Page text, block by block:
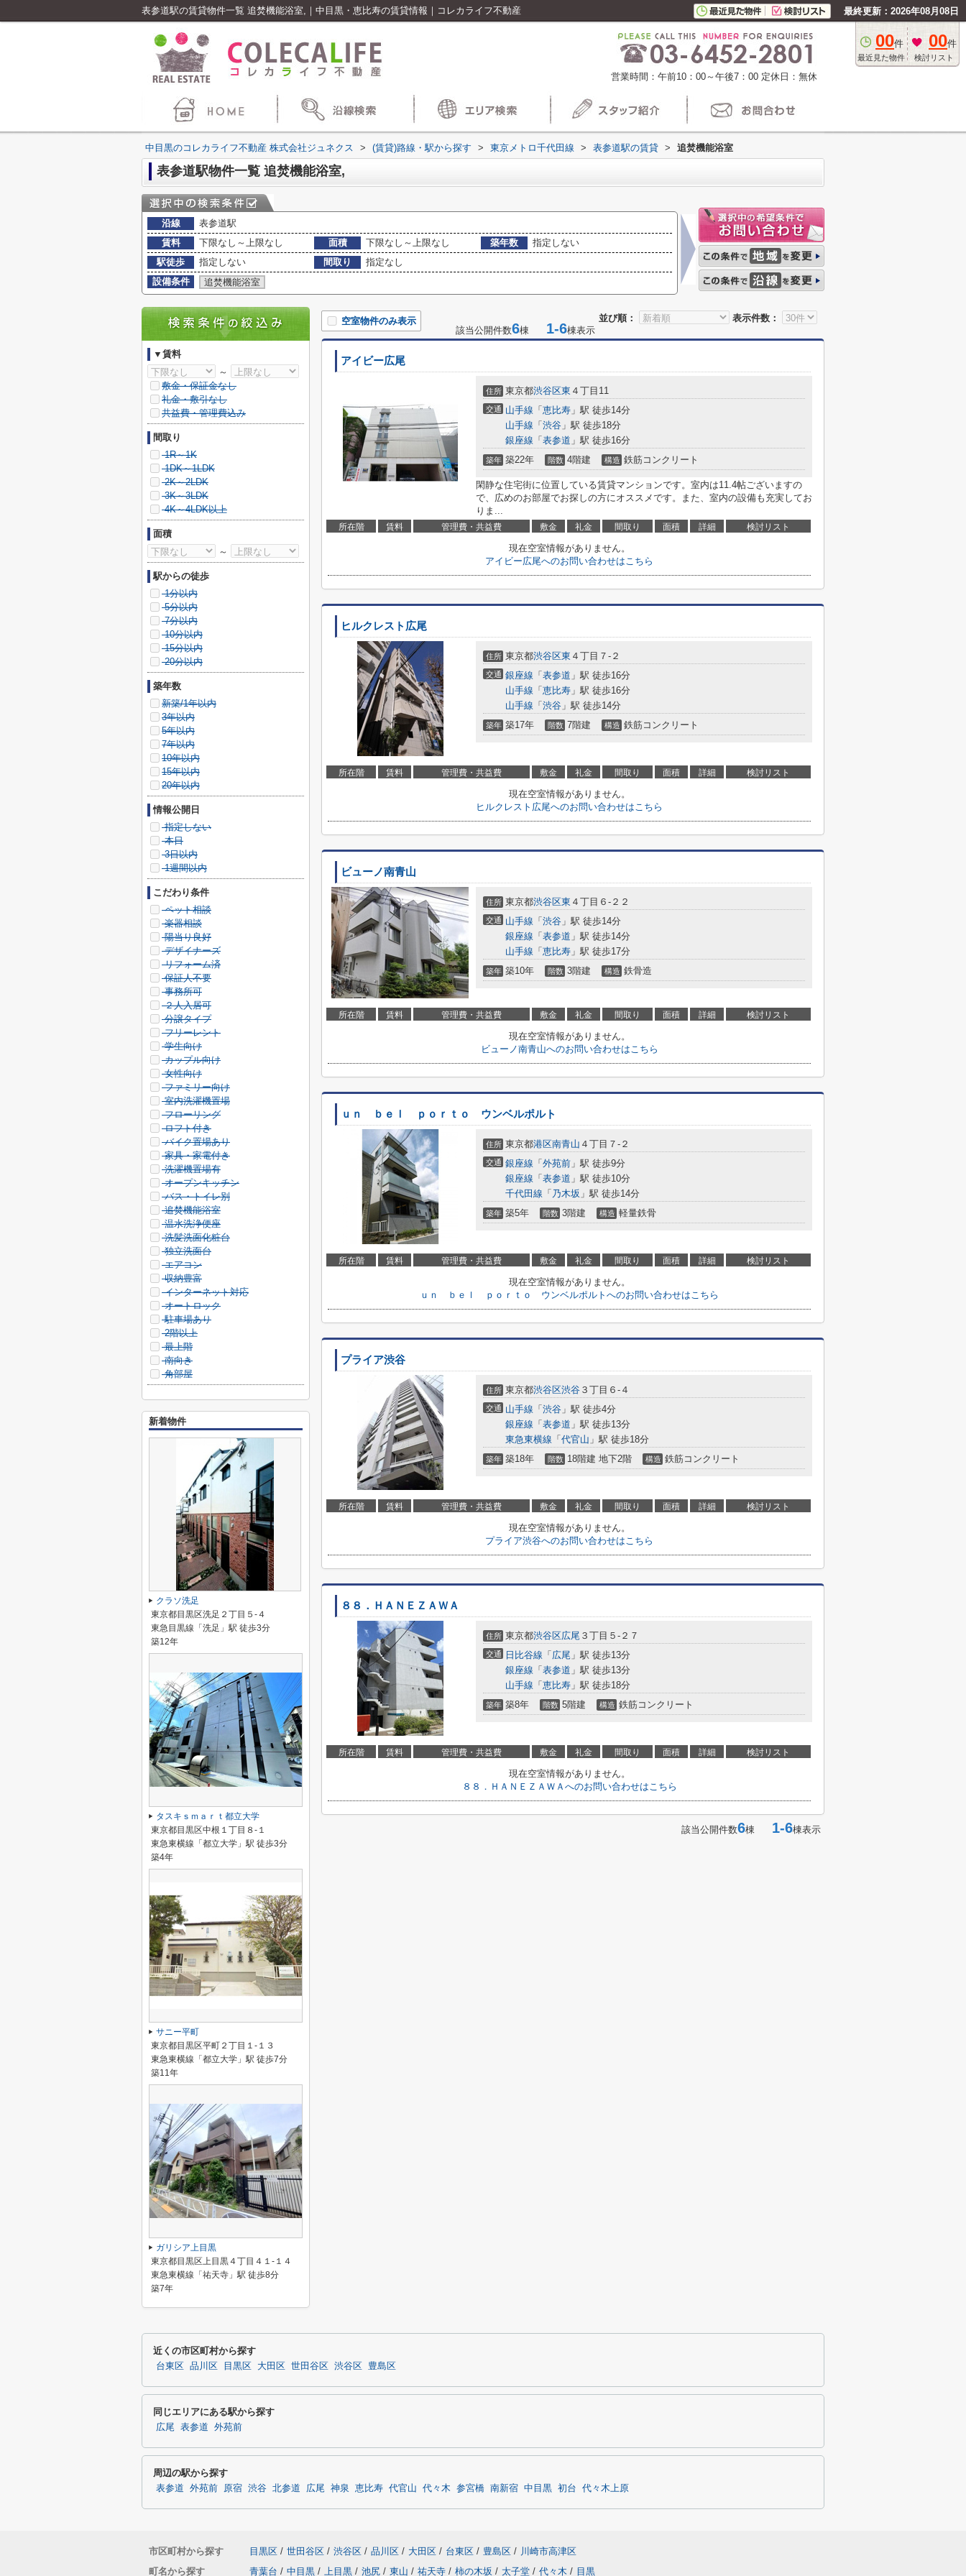
表参道駅の賃貸物件一覧 追焚機能浴室,｜中目黒・恵比寿の賃貸情報｜コレカライフ不動産 最終更新：2026年08月08日
00件
最近見た物件
00件
検討リスト
営業時間：午前10：00～午後7：00 定休日：無休
中目黒のコレカライフ不動産 株式会社ジュネクス > (賃貸)路線・駅から探す > 東京メトロ千代田線 > 表参道駅の賃貸 > 追焚機能浴室
表参道駅物件一覧 追焚機能浴室,
沿線
表参道駅
賃料
下限なし～上限なし 面積 下限なし～上限なし 築年数
指定しない
駅徒歩
指定しない 間取り
指定なし
設備条件
追焚機能浴室
並び順： 表示件数：
空室物件のみ表示
該当公開件数6棟 1-6棟表示
アイビー広尾
住所 東京都渋谷区東 ４丁目11
交通 山手線 「 恵比寿 」駅 徒歩14分
山手線 「 渋谷 」駅 徒歩18分
銀座線 「 表参道 」駅 徒歩16分
築年 築22年 階数 4階建 構造 鉄筋コンクリート
閑静な住宅街に位置している賃貸マンションです。室内は11.4帖ございますの
で、広めのお部屋でお探しの方にオススメです。また、室内の設備も充実してお
りま...
所在階 賃料 管理費・共益費 敷金 礼金 間取り 面積 詳細 検討リスト
現在空室情報がありません。
アイビー広尾へのお問い合わせはこちら
ヒルクレスト広尾
住所 東京都渋谷区東 ４丁目７-２
交通 銀座線 「 表参道 」駅 徒歩16分
山手線 「 恵比寿 」駅 徒歩16分
山手線 「 渋谷 」駅 徒歩14分
築年 築17年 階数 7階建 構造 鉄筋コンクリート
所在階 賃料 管理費・共益費 敷金 礼金 間取り 面積 詳細 検討リスト
現在空室情報がありません。
ヒルクレスト広尾へのお問い合わせはこちら
ビューノ南青山
住所 東京都渋谷区東 ４丁目６-２２
交通 山手線 「 渋谷 」駅 徒歩14分
銀座線 「 表参道 」駅 徒歩14分
山手線 「 恵比寿 」駅 徒歩17分
築年 築10年 階数 3階建 構造 鉄骨造
所在階 賃料 管理費・共益費 敷金 礼金 間取り 面積 詳細 検討リスト
現在空室情報がありません。
ビューノ南青山へのお問い合わせはこちら
ｕｎ ｂｅｌ ｐｏｒｔｏ ウンベルポルト
住所 東京都港区南青山 ４丁目７-２
交通 銀座線 「 外苑前 」駅 徒歩9分
銀座線 「 表参道 」駅 徒歩10分
千代田線 「 乃木坂 」駅 徒歩14分
築年 築5年 階数 3階建 構造 軽量鉄骨
所在階 賃料 管理費・共益費 敷金 礼金 間取り 面積 詳細 検討リスト
現在空室情報がありません。
ｕｎ ｂｅｌ ｐｏｒｔｏ ウンベルポルトへのお問い合わせはこちら
プライア渋谷
住所 東京都渋谷区渋谷 ３丁目６-４
交通 山手線 「 渋谷 」駅 徒歩4分
銀座線 「 表参道 」駅 徒歩13分
東急東横線 「 代官山 」駅 徒歩18分
築年 築18年 階数 18階建 地下2階 構造 鉄筋コンクリート
所在階 賃料 管理費・共益費 敷金 礼金 間取り 面積 詳細 検討リスト
現在空室情報がありません。
プライア渋谷へのお問い合わせはこちら
８８．ＨＡＮＥＺＡＷＡ
住所 東京都渋谷区広尾 ３丁目５-２７
交通 日比谷線 「 広尾 」駅 徒歩13分
銀座線 「 表参道 」駅 徒歩13分
山手線 「 恵比寿 」駅 徒歩18分
築年 築8年 階数 5階建 構造 鉄筋コンクリート
所在階 賃料 管理費・共益費 敷金 礼金 間取り 面積 詳細 検討リスト
現在空室情報がありません。
８８．ＨＡＮＥＺＡＷＡへのお問い合わせはこちら
該当公開件数6棟 1-6棟表示
▼賃料
～
敷金・保証金なし
礼金・敷引なし
共益費・管理費込み
間取り
1R～1K
1DK～1LDK
2K～2LDK
3K～3LDK
4K～4LDK以上
面積
～
駅からの徒歩
1分以内
5分以内
7分以内
10分以内
15分以内
20分以内
築年数
新築/1年以内
3年以内
5年以内
7年以内
10年以内
15年以内
20年以内
情報公開日
指定しない
本日
3日以内
1週間以内
こだわり条件
ペット相談
楽器相談
陽当り良好
デザイナーズ
リフォーム済
保証人不要
事務所可
２人入居可
分譲タイプ
フリーレント
学生向け
カップル向け
女性向け
ファミリー向け
室内洗濯機置場
フローリング
ロフト付き
バイク置場あり
家具・家電付き
洗濯機置場有
オープンキッチン
バス・トイレ別
追焚機能浴室
温水洗浄便座
洗髪洗面化粧台
独立洗面台
エアコン
収納豊富
インターネット対応
オートロック
駐車場あり
2階以上
最上階
南向き
角部屋
新着物件
クラソ洗足
東京都目黒区洗足２丁目５-４
東急目黒線「洗足」駅 徒歩3分
築12年
タスキｓｍａｒｔ都立大学
東京都目黒区中根１丁目８-１
東急東横線「都立大学」駅 徒歩3分
築4年
サニー平町
東京都目黒区平町２丁目１-１３
東急東横線「都立大学」駅 徒歩7分
築11年
ガリシア上目黒
東京都目黒区上目黒４丁目４１-１４
東急東横線「祐天寺」駅 徒歩8分
築7年
近くの市区町村から探す
台東区 品川区 目黒区 大田区 世田谷区 渋谷区 豊島区
同じエリアにある駅から探す
広尾 表参道 外苑前
周辺の駅から探す
表参道 外苑前 原宿 渋谷 北参道 広尾 神泉 恵比寿 代官山 代々木 参宮橋 南新宿 中目黒 初台 代々木上原
市区町村から探す 目黒区 / 世田谷区 / 渋谷区 / 品川区 / 大田区 / 台東区 / 豊島区 / 川崎市高津区
町名から探す
青葉台 / 中目黒 / 上目黒 / 池尻 / 東山 / 祐天寺 / 柿の木坂 / 太子堂 / 代々木 / 目黒